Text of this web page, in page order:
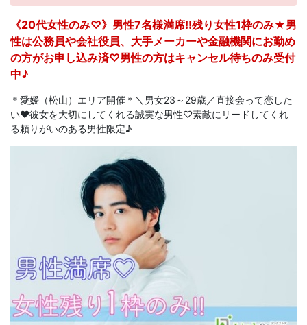
《20代女性のみ♡》男性7名様満席!!残り女性1枠のみ★男
性は公務員や会社役員、大手メーカーや金融機関にお勤め
の方がお申し込み済♡男性の方はキャンセル待ちのみ受付
中♪
＊愛媛（松山）エリア開催＊＼男女23～29歳／直接会って恋した
い♥彼女を大切にしてくれる誠実な男性♡素敵にリードしてくれ
る頼りがいのある男性限定♪